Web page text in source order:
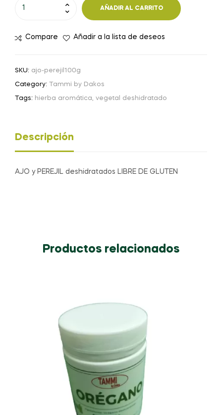
-
cantidad
AÑADIR AL CARRITO
Compare Añadir a la lista de deseos
SKU: ajo-perejil100g
Category: Tammi by Dakos
Tags: hierba aromática vegetal deshidratado
Descripción
AJO y PEREJIL deshidratados LIBRE DE GLUTEN
Productos relacionados